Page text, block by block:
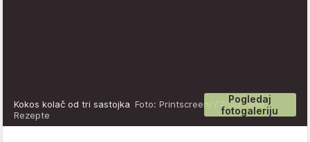
Pogledaj
fotogaleriju
Kokos kolač od tri sastojka Foto: Printscreen/YT/Schnelle
Rezepte